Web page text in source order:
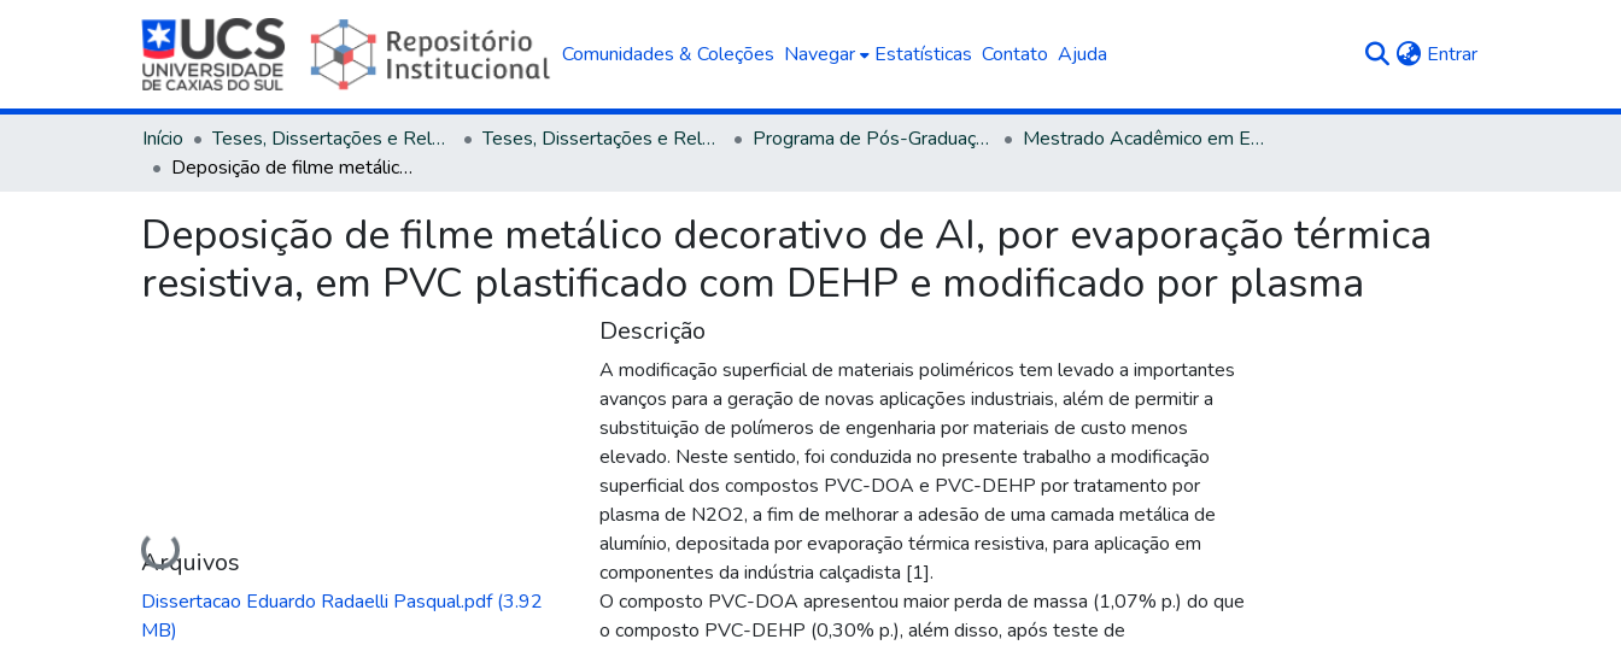
Comunidades & Coleções Navegar Estatísticas Contato Ajuda Entrar(current)
Início Teses, Dissertações e Relatórios Teses, Dissertações e Relatórios defendidos na UCS Programa de Pós-Graduação em Engenharia e Ciência dos Materiais
Mestrado Acadêmico em Engenharia e Ciência dos Materiais
Deposição de filme metálico decorativo de AI, por evaporação térmica resistiva, em PVC plastificado com DEHP e modificado por plasma
Deposição de filme metálico decorativo de AI, por evaporação térmica
resistiva, em PVC plastificado com DEHP e modificado por plasma
Carregando...
Arquivos
Dissertacao Eduardo Radaelli Pasqual.pdf(3.92
MB)
Descrição
A modificação superficial de materiais poliméricos tem levado a importantes
avanços para a geração de novas aplicações industriais, além de permitir a
substituição de polímeros de engenharia por materiais de custo menos
elevado. Neste sentido, foi conduzida no presente trabalho a modificação
superficial dos compostos PVC-DOA e PVC-DEHP por tratamento por
plasma de N2O2, a fim de melhorar a adesão de uma camada metálica de
alumínio, depositada por evaporação térmica resistiva, para aplicação em
componentes da indústria calçadista [1].
O composto PVC-DOA apresentou maior perda de massa (1,07% p.) do que
o composto PVC-DEHP (0,30% p.), além disso, após teste de